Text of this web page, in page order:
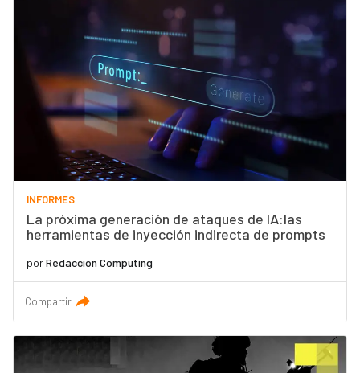
INFORMES
La próxima generación de ataques de IA:las
herramientas de inyección indirecta de prompts
porRedacción Computing
Compartir